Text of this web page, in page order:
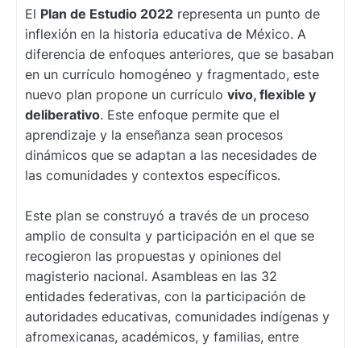
El Plan de Estudio 2022 representa un punto de
inflexión en la historia educativa de México. A
diferencia de enfoques anteriores, que se basaban
en un currículo homogéneo y fragmentado, este
nuevo plan propone un currículo vivo, flexible y
deliberativo. Este enfoque permite que el
aprendizaje y la enseñanza sean procesos
dinámicos que se adaptan a las necesidades de
las comunidades y contextos específicos.
Este plan se construyó a través de un proceso
amplio de consulta y participación en el que se
recogieron las propuestas y opiniones del
magisterio nacional. Asambleas en las 32
entidades federativas, con la participación de
autoridades educativas, comunidades indígenas y
afromexicanas, académicos, y familias, entre